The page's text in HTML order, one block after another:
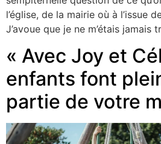
l’église, de la mairie où à l’issue
J’avoue que je ne m’étais jamais
« Avec Joy et
enfants font
partie de votre